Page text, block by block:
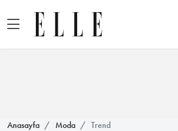
Anasayfa Moda Trend